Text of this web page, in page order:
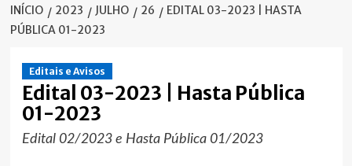
INÍCIO 2023 JULHO 26
EDITAL 03-2023 | HASTA
PÚBLICA 01-2023
Editais e Avisos
Edital 03-2023 | Hasta Pública
01-2023
Edital 02/2023 e Hasta Pública 01/2023